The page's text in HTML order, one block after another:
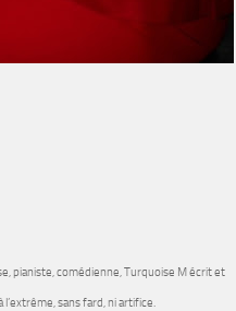
pianiste, comédienne,Turquoise Mécrit et
sans fard, ni artifice.